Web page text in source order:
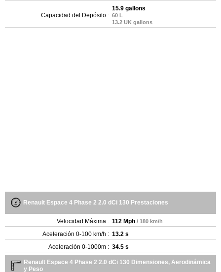
Capacidad del Depósito :
15.9 gallons
60 L
13.2 UK gallons
Renault Espace 4 Phase 2 2.0 dCi 130 Prestaciones
Velocidad Máxima : 112 Mph / 180 km/h
Aceleración 0-100 km/h : 13.2 s
Aceleración 0-1000m : 34.5 s
Renault Espace 4 Phase 2 2.0 dCi 130 Dimensiones, Aerodinámica
y Peso